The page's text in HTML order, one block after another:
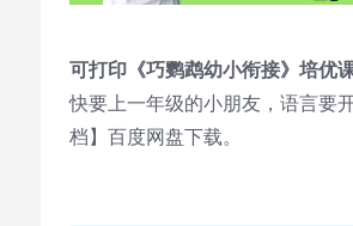
可打印《巧鹦鹉幼小衔接》培优
快要上一年级的小朋友，语言要
档】百度网盘下载。